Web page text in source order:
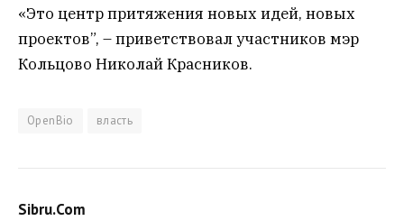
«Это центр притяжения новых идей, новых
проектов”, – приветствовал участников мэр
Кольцово Николай Красников.
OpenBio власть
Sibru.Com